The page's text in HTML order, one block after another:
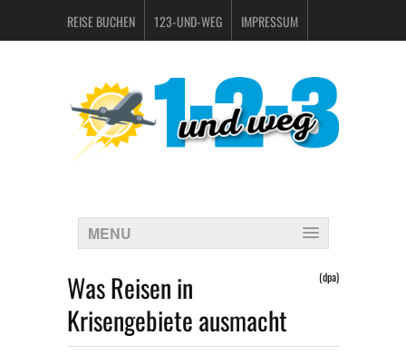
REISE BUCHEN 123-UND-WEG IMPRESSUM
MENU
Was Reisen in
Krisengebiete ausmacht
(dpa)